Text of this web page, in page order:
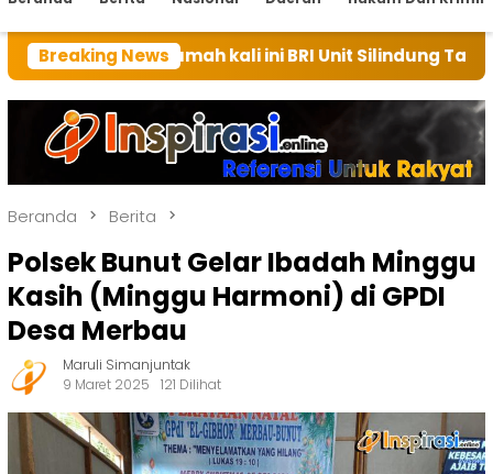
Breaking News
rumah kali ini BRI Unit Silindung Tarutung Ingatkan
Beranda Berita
Polsek Bunut Gelar Ibadah Minggu
Kasih (Minggu Harmoni) di GPDI
Desa Merbau
Maruli Simanjuntak
9 Maret 2025
121 Dilihat